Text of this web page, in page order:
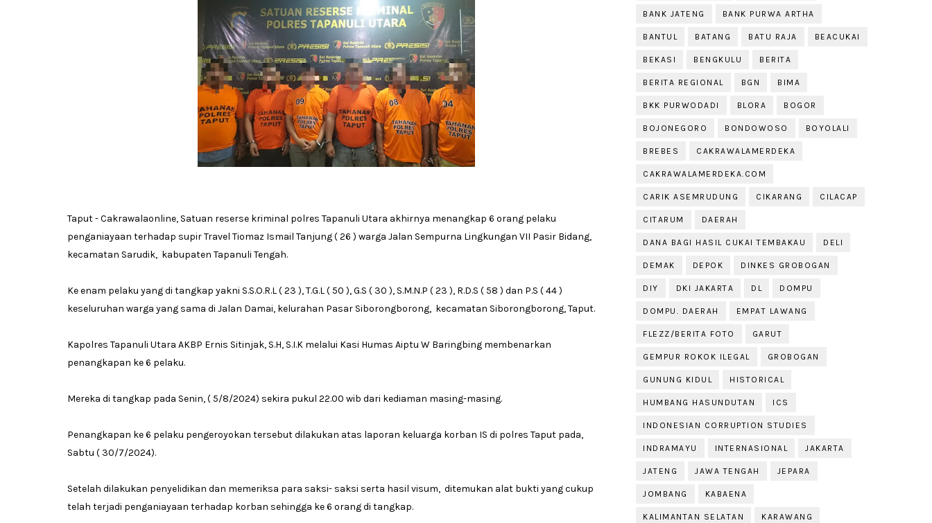
Taput - Cakrawalaonline, Satuan reserse kriminal polres Tapanuli Utara akhirnya menangkap 6 orang pelaku
penganiayaan terhadap supir Travel Tiomaz Ismail Tanjung ( 26 ) warga Jalan Sempurna Lingkungan VII Pasir Bidang,
kecamatan Sarudik, kabupaten Tapanuli Tengah.
Ke enam pelaku yang di tangkap yakni S.S.O.R.L ( 23 ), T.G.L ( 50 ), G.S ( 30 ), S.M.N.P ( 23 ), R.D.S ( 58 ) dan P.S ( 44 )
keseluruhan warga yang sama di Jalan Damai, kelurahan Pasar Siborongborong, kecamatan Siborongborong, Taput.
Kapolres Tapanuli Utara AKBP Ernis Sitinjak, S.H, S.I.K melalui Kasi Humas Aiptu W Baringbing membenarkan
penangkapan ke 6 pelaku.
Mereka di tangkap pada Senin, ( 5/8/2024) sekira pukul 22.00 wib dari kediaman masing-masing.
Penangkapan ke 6 pelaku pengeroyokan tersebut dilakukan atas laporan keluarga korban IS di polres Taput pada,
Sabtu ( 30/7/2024).
Setelah dilakukan penyelidikan dan memeriksa para saksi- saksi serta hasil visum, ditemukan alat bukti yang cukup
telah terjadi penganiayaan terhadap korban sehingga ke 6 orang di tangkap.
BANK JATENG BANK PURWA ARTHA
BANTUL BATANG BATU RAJA BEACUKAI
BEKASI BENGKULU BERITA
BERITA REGIONAL BGN BIMA
BKK PURWODADI BLORA BOGOR
BOJONEGORO BONDOWOSO BOYOLALI
BREBES CAKRAWALAMERDEKA
CAKRAWALAMERDEKA.COM
CARIK ASEMRUDUNG CIKARANG CILACAP
CITARUM DAERAH
DANA BAGI HASIL CUKAI TEMBAKAU DELI
DEMAK DEPOK DINKES GROBOGAN
DIY DKI JAKARTA DL DOMPU
DOMPU. DAERAH EMPAT LAWANG
FLEZZ/BERITA FOTO GARUT
GEMPUR ROKOK ILEGAL GROBOGAN
GUNUNG KIDUL HISTORICAL
HUMBANG HASUNDUTAN ICS
INDONESIAN CORRUPTION STUDIES
INDRAMAYU INTERNASIONAL JAKARTA
JATENG JAWA TENGAH JEPARA
JOMBANG KABAENA
KALIMANTAN SELATAN KARAWANG